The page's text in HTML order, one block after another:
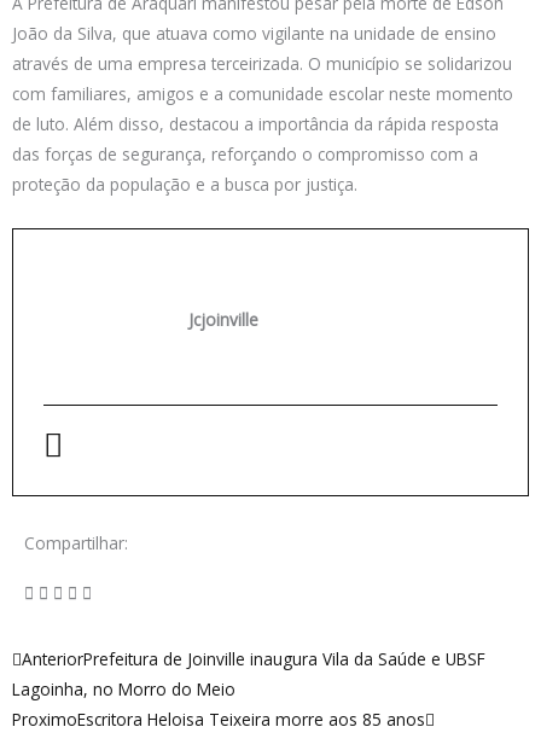
João da Silva, que atuava como vigilante na unidade de ensino
através de uma empresa terceirizada. O município se solidarizou
com familiares, amigos e a comunidade escolar neste momento
de luto. Além disso, destacou a importância da rápida resposta
das forças de segurança, reforçando o compromisso com a
proteção da população e a busca por justiça.
Jcjoinville
Compartilhar:
Anterior
AnteriorPrefeitura de Joinville inaugura Vila da Saúde e UBSF
Lagoinha, no Morro do Meio
ProximoEscritora Heloisa Teixeira morre aos 85 anos
Próximo